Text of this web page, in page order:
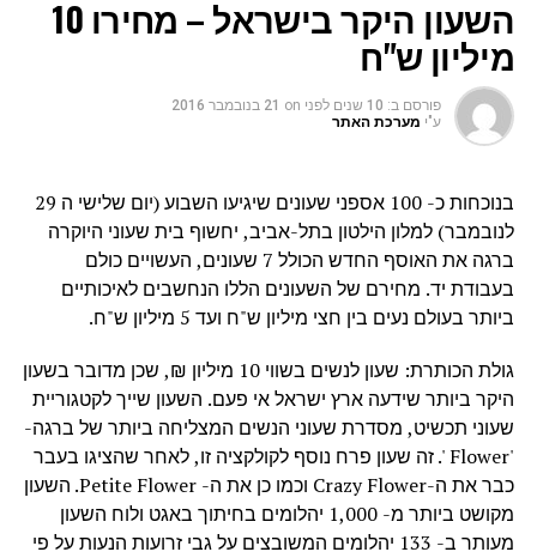
השעון היקר בישראל – מחירו 10
מיליון ש"ח
פורסם ב: 10 שנים לפני on 21 בנובמבר 2016
ע"י מערכת האתר
בנוכחות כ- 100 אספני שעונים שיגיעו השבוע (יום שלישי ה 29
לנובמבר) למלון הילטון בתל-אביב, יחשוף בית שעוני היוקרה
ברגה את האוסף החדש הכולל 7 שעונים, העשויים כולם
בעבודת יד. מחירם של השעונים הללו הנחשבים לאיכותיים
ביותר בעולם נעים בין חצי מיליון ש"ח ועד 5 מיליון ש"ח.
גולת הכותרת: שעון לנשים בשווי 10 מיליון ₪, שכן מדובר בשעון
היקר ביותר שידעה ארץ ישראל אי פעם. השעון שייך לקטגוריית
שעוני תכשיט, מסדרת שעוני הנשים המצליחה ביותר של ברגה-
'Flower '. זה שעון פרח נוסף לקולקציה זו, לאחר שהציגו בעבר
כבר את ה-Crazy Flower וכמו כן את ה- Petite Flower. השעון
מקושט ביותר מ- 1,000 יהלומים בחיתוך באגט ולוח השעון
מעותר ב- 133 יהלומים המשובצים על גבי זרועות הנעות על פי